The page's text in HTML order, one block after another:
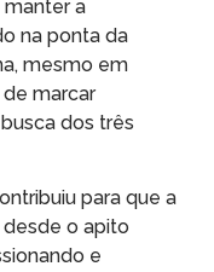
manter a
na ponta da
mesmo em
marcar
dos três
para que a
o apito
e